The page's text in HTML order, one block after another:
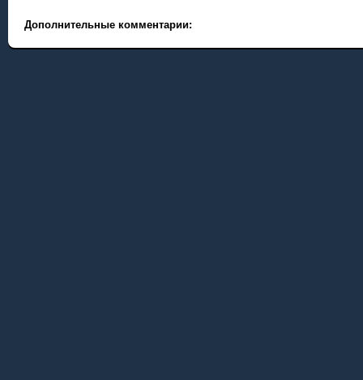
Дополнительные комментарии: